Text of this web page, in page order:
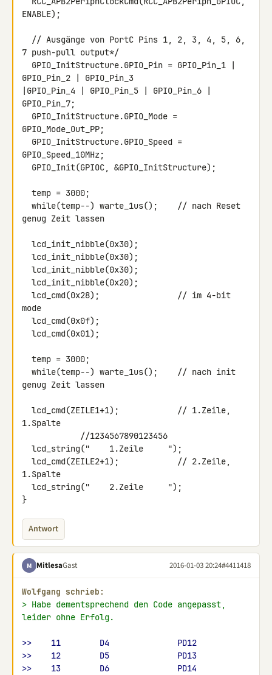
ENABLE);
7 push-pull output*/
GPIO_Pin_2 | GPIO_Pin_3
|GPIO_Pin_4 | GPIO_Pin_5 | GPIO_Pin_6 |
GPIO_Pin_7;
GPIO_Mode_Out_PP;
GPIO_Speed_10MHz;
genug Zeit lassen
mode
genug Zeit lassen
1.Spalte
1.Spalte
}
Antwort
M MitlesaGast 2016-01-03 20:24#4411418
Wolfgang schrieb:
> Habe dementsprechend den Code angepasst,
leider ohne Erfolg.
>>    11        D4              PD12
>>    12        D5              PD13
>>    13        D6              PD14